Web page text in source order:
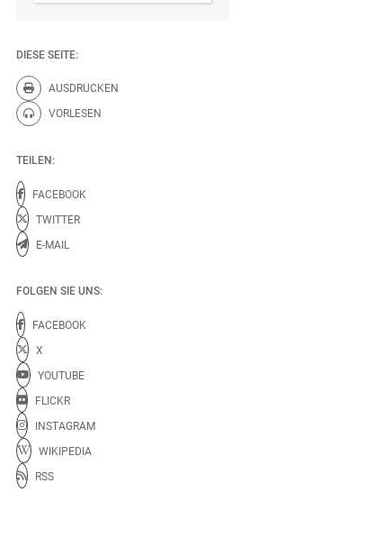
DIESE SEITE:
AUSDRUCKEN
Diese Seite drucken.
VORLESEN
Diese Seite vorlesen.
TEILEN:
FACEBOOK
TWITTER
E-MAIL
FOLGEN SIE UNS:
FACEBOOK
X
YOUTUBE
FLICKR
INSTAGRAM
WIKIPEDIA
RSS